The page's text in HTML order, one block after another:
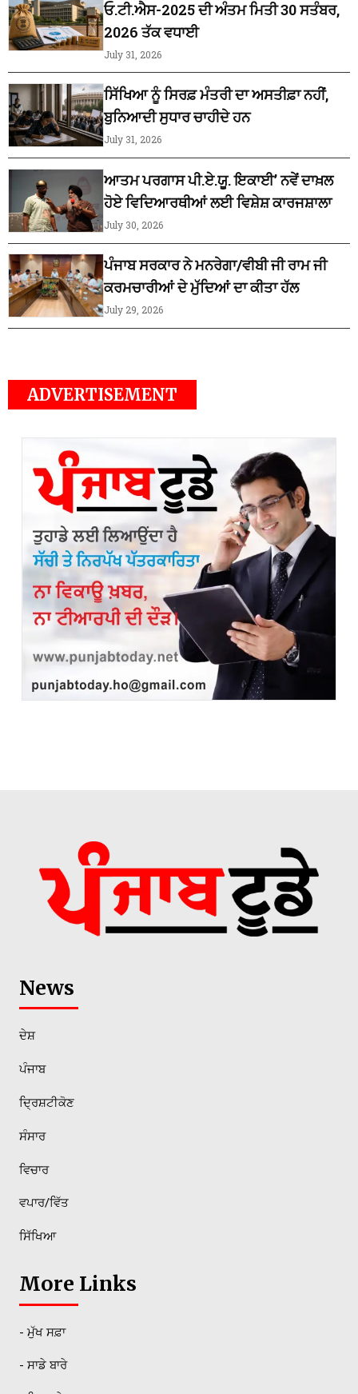
ਓ.ਟੀ.ਐਸ-2025 ਦੀ ਅੰਤਮ ਮਿਤੀ 30 ਸਤੰਬਰ,
2026 ਤੱਕ ਵਧਾਈ
July 31, 2026
ਸਿੱਖਿਆ ਨੂੰ ਸਿਰਫ਼ ਮੰਤਰੀ ਦਾ ਅਸਤੀਫ਼ਾ ਨਹੀਂ,
ਬੁਨਿਆਦੀ ਸੁਧਾਰ ਚਾਹੀਦੇ ਹਨ
July 31, 2026
ਆਤਮ ਪਰਗਾਸ ਪੀ.ਏ.ਯੂ. ਇਕਾਈ’ ਨਵੇਂ ਦਾਖ਼ਲ
ਹੋਏ ਵਿਦਿਆਰਥੀਆਂ ਲਈ ਵਿਸ਼ੇਸ਼ ਕਾਰਜਸ਼ਾਲਾ
July 30, 2026
ਪੰਜਾਬ ਸਰਕਾਰ ਨੇ ਮਨਰੇਗਾ/ਵੀਬੀ ਜੀ ਰਾਮ ਜੀ
ਕਰਮਚਾਰੀਆਂ ਦੇ ਮੁੱਦਿਆਂ ਦਾ ਕੀਤਾ ਹੱਲ
July 29, 2026
ADVERTISEMENT
News
ਦੇਸ਼
ਪੰਜਾਬ
ਦ੍ਰਿਸ਼ਟੀਕੋਣ
ਸੰਸਾਰ
ਵਿਚਾਰ
ਵਪਾਰ/ਵਿੱਤ
ਸਿੱਖਿਆ
More Links
- ਮੁੱਖ ਸਫ਼ਾ
- ਸਾਡੇ ਬਾਰੇ